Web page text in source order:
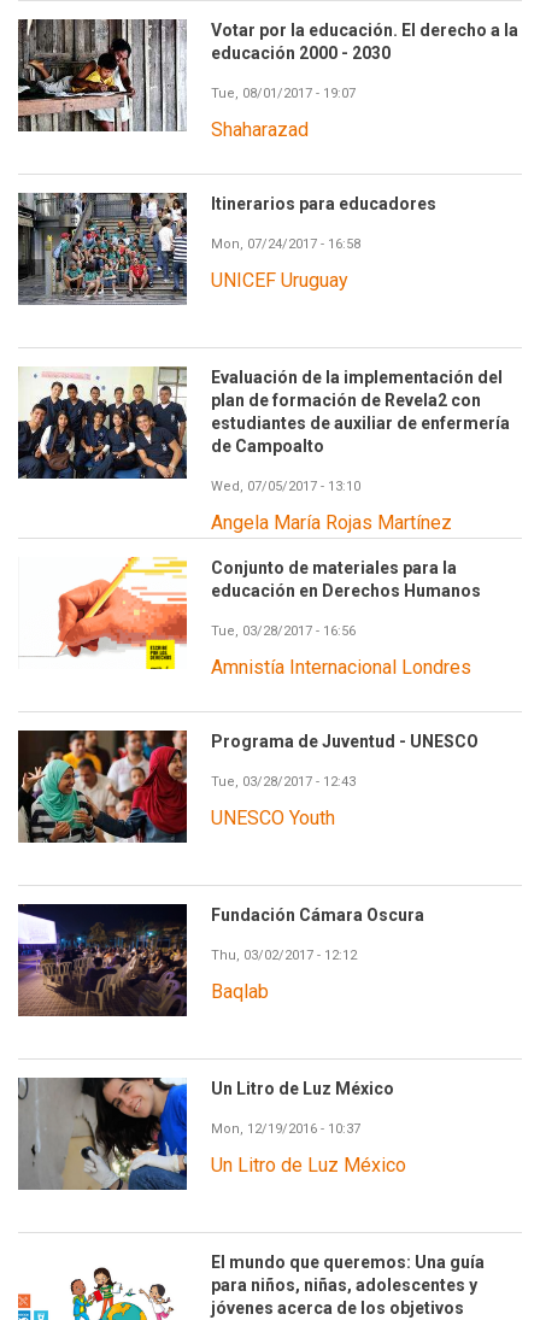
Votar por la educación. El derecho a la
educación 2000 - 2030
Tue, 08/01/2017 - 19:07
Shaharazad
Itinerarios para educadores
Mon, 07/24/2017 - 16:58
UNICEF Uruguay
Evaluación de la implementación del
plan de formación de Revela2 con
estudiantes de auxiliar de enfermería
de Campoalto
Wed, 07/05/2017 - 13:10
Angela María Rojas Martínez
Conjunto de materiales para la
educación en Derechos Humanos
Tue, 03/28/2017 - 16:56
Amnistía Internacional Londres
Programa de Juventud - UNESCO
Tue, 03/28/2017 - 12:43
UNESCO Youth
Fundación Cámara Oscura
Thu, 03/02/2017 - 12:12
Baqlab
Un Litro de Luz México
Mon, 12/19/2016 - 10:37
Un Litro de Luz México
El mundo que queremos: Una guía
para niños, niñas, adolescentes y
jóvenes acerca de los objetivos